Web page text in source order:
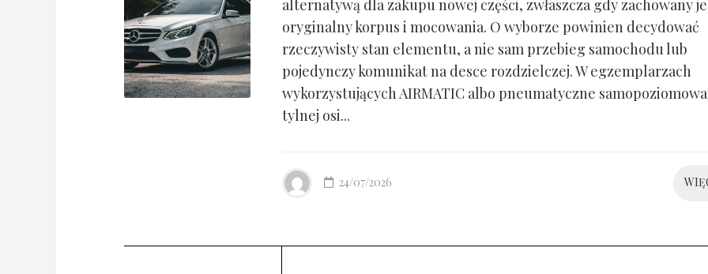
alternatywą dla zakupu nowej części, zwłaszcza gdy zachowany
oryginalny korpus i mocowania. O wyborze powinien decydować
rzeczywisty stan elementu, a nie sam przebieg samochodu lub
pojedynczy komunikat na desce rozdzielczej. W egzemplarzach
wykorzystujących AIRMATIC albo pneumatyczne
tylnej osi...
24/07/2026